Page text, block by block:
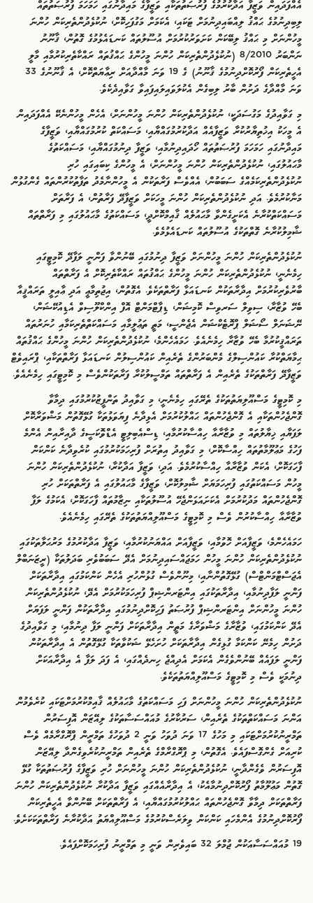
އެއްފަދައިން ވަޒީފާ އަދާކުރުމުގެ ފުރުޞަތުތަކާއި ވަޒީފާގެ މައިދާނުގައި ހަމަހަމަ ފުރުޞަތުތައް
ލިބިދިނުމުގެ ޙައްޤު ލިއްބައިދިނުމަށް ޓަކައި، އެކަމަށް މަގުފަހިކޮށް، ނުކުޅެދުންތެރިކަން ހުންނަ
މީހުންނަށް މި ޙައްޤު ލިބޭކަން ކަށަވަރުކުރުމަށް އުސޫލުތައް ކަނޑައެޅުމުގެ ގޮތުން، ޤާނޫނު
ނަންބަރު 8/2010 (ނުކުޅެދުންތެރިކަން ހުންނަ މީހުންގެ ޙައްޤުތައް ރައްކާތެރިކުރުމާއި މާލީ
އެހީތެރިކަން ފޯރުކޮށްދިނުމުގެ ޤާނޫނު) ގެ 19 ވަނަ މާއްދާއަށް ރިޢާޔަތްކޮށް، އެ ޤާނޫނުގެ 33
ވަނަ މާއްދާގެ ދަށުން ބާރު ލިބިގެން އެކުލަވައިލައިފައިވާ ގަވާއިދެކެވެ.
މި ގަވާއިދުގެ މަގުސަދަކީ، ނުކުޅެދުންތެރިކަން ހުންނަ މީހުންނަށް، އެހެން މީހުންނެކޭ އެއްފަދައިން
އެ މީހަކު އިޚުތިޔާރުކުރާ ވަޒީފާއެއް އަދާކުރުމުގައްޔާއި، މަސައްކަތް ކުރުމުގައްޔާއި، ވަޒީފާގެ
މައިދާނުގައި ހަމަހަމަ ފުރުޞަތުތައް ހޯދައިދިނުމާއި، ވަޒީފާ ދިނުމުގައްޔާއި، މަސައްކަތުގެ
މާޙައުލުގައި، ނުކުޅެދުންތެރިކަން ހުންނަ މީހުންނަށް، އެ މީހުންގެ ކިބައިގައި ހުރި
ނުކުޅެދުންތެރިކަމެއްގެ ސަބަބުން، އެއްވެސް ފަރާތަކުން އެ މީހުންނާމެދު ތަފާތުކުރުންތައް ގެންގުޅުން
މަނާކުރުމެވެ. އަދި ނުކުޅެދުންތެރިކަން ހުންނަ މީހަކަށް ވަޒީފާދޭ ފަރާތުން، އެ ފަރާތަށް
މަސައްކަތްކުރާނެ އެކަށީގެންވާ މާޙައުލެއް ޤާއިމްކޮށްދީ، މަސައްކަތުގެ މާޙައުލުގައި މި ފަރާތްތައް
ޝާމިލުކުރާނެ ގޮތްތަކުގެ އުސޫލުތައް ކަނޑައެޅުމެވެ.
ނުކުޅެދުންތެރިކަން ހުންނަ މީހުންނަށް ވަޒީފާ ދިނުމުގައި ބޭނުންވާ ފަންނީ ލަފާދޭ ކޮމިޓީގައި
ހިމެނެނީ، ނުކުޅެދުންތެރިކަން ހުންނަ މީހުންގެ ޙައްޤުތައް ރައްކާތެރިކޮށް އެ ފަރާތްތައް
ބާރުވެރިކުރުމަށް އިދާރާތަކުން ކަނޑައަޅާ ފަރާތްތަކެވެ. އެގޮތުން، އިޖުތިމާޢީ އަދި ޢާއިލީ ތަރައްޤީއާ
ބެހޭ ވުޒާރާ، ސިވިލް ސަރވިސް ކޮމިޝަން، ޑިޕާޓްމަންޓް އޮފް އިންކްލޫސިވް އެޑިއުކޭޝަން،
ނޭޝަނަލް ސޯޝަލް ޕްރޮޓެކްޝަން އެޖެންސީ، މަތީ ތަޢުލީމާއި މަސައްކަތްތެރިކަމާއި ހުނަރުތައް
ތަރައްޤީކުރުމާ ބެހޭ ވުޒާރާ ހިމެނެއެވެ. ހަމައެހެންމެ، ނުކުޅެދުންތެރިކަން ހުންނަ މީހުންގެ ޙައްޤުތައް
ޙިމާޔަތްކުރާ ކައުންސިލްގެ މެންބަރުންގެ ތެރެއިން ކައުންސިލުން ކަނޑައަޅާ ފަރާތްތަކާއި، ޕްރައިވެޓް
ވަޒީފާދޭ ފަރާތްތަކުގެ ތެރެއިން އެ ފަރާތްތައް ތަމްސީލުކުރާ ފަރާތަކުންވެސް މި ކޮމިޓީގައި ހިމެނެއެވެ.
މި ކޮމިޓީގެ މަސްއޫލިޔަތުތަކުގެ ތެރޭގައި ހިމެނެނީ، މި ގަވާއިދު ތަންފީޒުކުރުމުގައި ދިމާވާ
ގޮންޖެހުންތަކާއި އެ ގޮންޖެހުންތައް ޙައްލުކުރުމަށް އެޅިދާނެ ފިޔަވަޅުތަކާ ގުޅޭގޮތުން މަޝްވަރާކޮށް
ލަފަޔާއި ޚިޔާލުތައް މި ވުޒާރާއާ ހިއްސާކުރުމާއި، ޑިސްއެބިލިޓީ އެޑްވޮކަސީގެ ދާއިރާއިން އެންމެ
ފަހުގެ މަޢުލޫމާތުތައް ހިއްސާކޮށް، މި ގަވާއިދު އިތުރަށް ފުރިހަމަކުރުމުގައި ކުރެވިދާނެ ކަންކަން
ފާހަގަކޮށް، އެކަން ވުޒާރާއާ ހިއްސާކުރުމެވެ. އަދި، ވަޒީފާ އަދާކުރާ، ނުކުޅެދުންތެރިކަން ހުންނަ
މީހުން މަސައްކަތުގައި ފުރިހަމަޔަށް ޝާމިލުކޮށް، ވަޒީފާގެ މާޙައުލުގައި އެ ފަރާތްތަކަށް ހުރި
ގޮންޖެހުންތައް މަދުކުރުމަށް އެކަށައަޅަންޖެހޭ އުސޫލުތަކާއި ނިޒާމުތައް ފާހަގަކޮށް، އެކަމުގެ ލަފާ
ވުޒާރާއާ ހިއްސާކުރުން ވެސް މި ކޮމިޓީގެ މަސްއޫލިއްޔަތުތަކުގެ ތެރޭގައި ހިމެނެއެވެ.
ހަމައެހެންމެ، ވަޒީފާއަށް ހޮވުމާއި، ވަޒީފާއަށް އައްޔަނުކުރުމާއި، ވަޒީފާ އަދާކުރުމުގެ މަރުޙަލާތަކުގައި
ނުކުޅެދުންތެރިކަން ހުންނަ މީހުން ހަމަޖައްސައިދިނުމަށް އެދޭ ސަބަބުވެރި ބަދަލުތަކާ (ރީޒަނަބްލް
އެޖަސްޓްމަންޓްސް) ގުޅޭގޮތުންނާއި، މިނޫންވެސް ގުޅުންހުރި އެހެން ކަންކަމުގައި އިދާރާތަކަށް
ފަންނީ ލަފާދިނުމާއި، އިދާރާތަކުގައި އިންޓަރންޝިޕް ފުރިހަމަކުރުމަށް އެދޭ، ނުކުޅެދުންތެރިކަން
ހުންނަ މީހުންނަށް އިންޓަރންޝިޕް ފުރުޞަތު ފަހިކޮށްދިނުމުގައި އިދާރާތަކުން ފަންނީ ލަފަޔަށް
އެދޭ ކަންކަމުގައި، ވުޒާރާގެ މަޝްވަރާގެ މަތީން އިދާރާތަކަށް ފަންނީ ލަފާ ދިނުމާއި، މި ގަވާއިދުގެ
ދަށުން ހިމެނޭ ކަންކަމާ ގުޅިގެން އިދާރާތަކަށް ހުށަހެޅޭ ޝަކުވާތަކާ ގުޅޭގޮތުން އެ އިދާރާތަކުން
ފަންނީ ލަފައެއް ބޭނުންވެގެން އެކަމަށް އެދިއްޖެ ހިނދެއްގައި، އެ ފަދަ ލަފާ އެ އިދާރާއަކަށް
ދިނުމަކީ ވެސް މި ކޮމިޓީގެ މަސްއޫލިއްޔަތުތަކެވެ.
ނުކުޅެދުންތެރިކަން ހުންނަ މީހުންނަށް ފަހި މަސައްކަތުގެ މާޙައުލެއް ޤާއިމްކުރުމަށްޓަކައި ކުރެވެމުން
އަންނަ މަސައްކަތްތަކުގެ ތެރެއިން، ސަރުކާރުގެ މުއައްސަސާތަކުގެ ލިއޭޒަން އޮފިސަރުން
ތަމްރީނުކުރުމަށްޓަކައި މި މަހުގެ 17 ވަނަ ދުވަހު ވަނީ 2 ދުވަހުގެ ތަމްރީން ޕްރޮގްރާމެއް ވެސް
ކުރިއަށް ގެންގޮސްފައެވެ. އެގޮތުން، މި ޕްރޮގްރާމްގެ ތެރެއިން ތަމްރީނުކުރެވިގެންދާ ލިއޭޒަން
އޮފިސަރުން ވެގެންދާނީ، ނުކުޅެދުންތެރިކަން ހުންނަ މީހުންނަށް ހުރި ވަޒީފާގެ ފުރުޞަތުތަކާ ގުޅޭ
ގޮތުން މަޢުލޫމާތު ފޯރުކޮށްދިނުމާއެކު، އެ އިދާރާއެއްގައި ވަޒީފާ އަދާކުރާ ނުކުޅެދުންތެރިކަން ހުންނަ
ފަރާތްތަކަށް ދިމާވާ ގޮންޖެހުންތައް ޙައްލުކުރުމުގައްޔާއި، އެ ފަރާތްތަކަށް ބޭނުންވާ އެހީތެރިކަން
ފޯރުކޮށްދިނުމުގެ އެންމެހައި ކަންކަން ވިލަރެސްކުރުމުގެ މަސްއޫލިއްޔަތު އަދާކުރާނެ ފަރާތްތަކަކަށެވެ.
19 މުއައްސަސާއަކުން ޖުމްލަ 32 ބައިވެރިން ވަނީ މި ތަމްރީނު ފުރިހަމަކޮށްފައެވެ.